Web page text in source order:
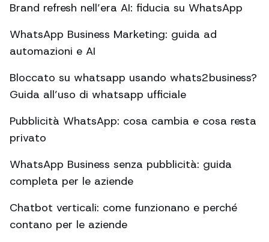
Brand refresh nell’era AI: fiducia su WhatsApp
WhatsApp Business Marketing: guida ad
automazioni e AI
Bloccato su whatsapp usando whats2business?
Guida all’uso di whatsapp ufficiale
Pubblicità WhatsApp: cosa cambia e cosa resta
privato
WhatsApp Business senza pubblicità: guida
completa per le aziende
Chatbot verticali: come funzionano e perché
contano per le aziende